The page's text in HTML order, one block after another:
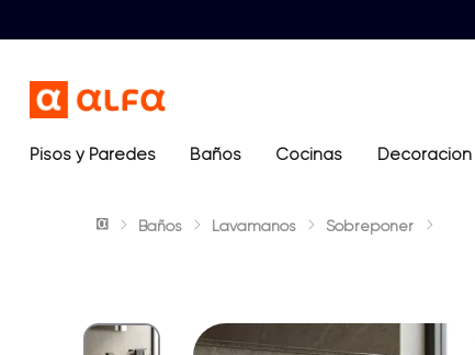
Términos más buscados
2. sanitario
5
Pisos y Paredes Baños Cocinas Decoración
Baños Lavamanos Sobreponer